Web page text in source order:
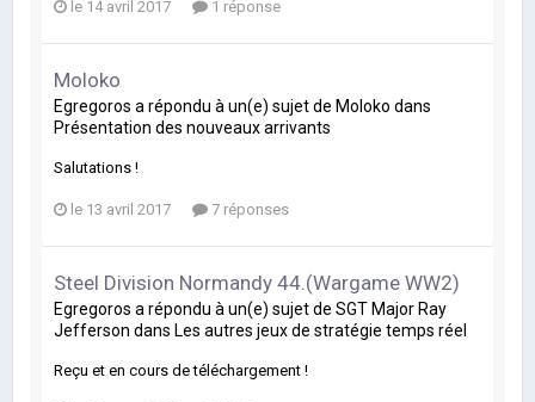
le 14 avril 2017 1 réponse
Moloko
Egregoros a répondu à un(e) sujet de Moloko dans
Présentation des nouveaux arrivants
Salutations !
le 13 avril 2017 7 réponses
Steel Division Normandy 44.(Wargame WW2)
Egregoros a répondu à un(e) sujet de SGT Major Ray
Jefferson dans Les autres jeux de stratégie temps réel
Reçu et en cours de téléchargement !